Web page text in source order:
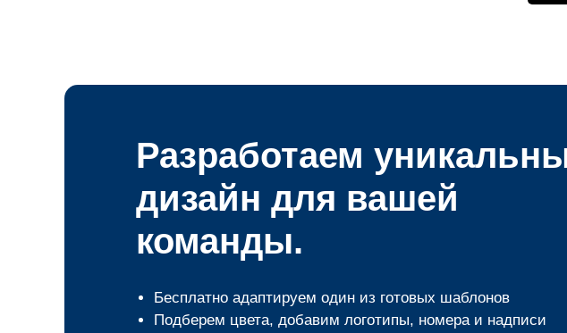
Разработаем
дизайн для вашей
команды.
Бесплатно адаптируем один из готовых шаблонов
Подберем цвета, добавим логотипы, номера и надписи